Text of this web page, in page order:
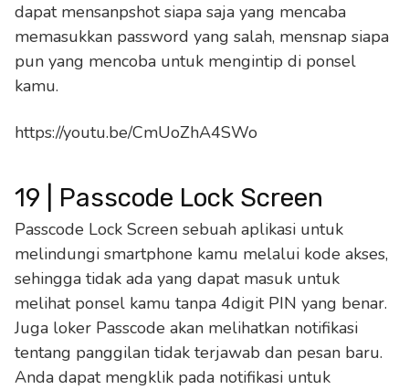
dapat mensanpshot siapa saja yang mencaba
memasukkan password yang salah, mensnap siapa
pun yang mencoba untuk mengintip di ponsel
kamu.
https://youtu.be/CmUoZhA4SWo
19 | Passcode Lock Screen
Passcode Lock Screen sebuah aplikasi untuk
melindungi smartphone kamu melalui kode akses,
sehingga tidak ada yang dapat masuk untuk
melihat ponsel kamu tanpa 4digit PIN yang benar.
Juga loker Passcode akan melihatkan notifikasi
tentang panggilan tidak terjawab dan pesan baru.
Anda dapat mengklik pada notifikasi untuk